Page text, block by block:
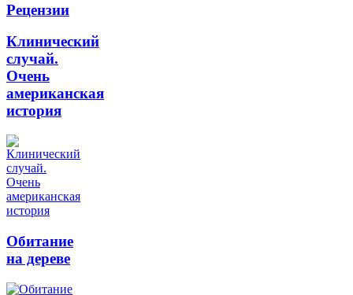
Рецензии
Клинический
случай.
Очень
американская
история
Обитание
на дереве